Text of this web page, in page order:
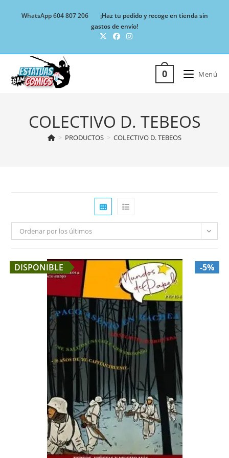
WhatsApp 604 807 206
¡Haz tu pedido y recoge en tienda sin
gastos de envío!
0 Menú
COLECTIVO D. TEBEOS
> PRODUCTOS > COLECTIVO D. TEBEOS
Ordenar por los últimos
DISPONIBLE -5%